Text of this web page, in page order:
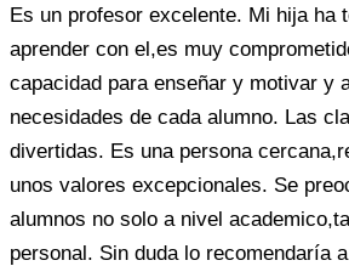
Es un profesor excelente. Mi hija ha
aprender con el,es muy
capacidad para enseñar y motivar y
necesidades de cada alumno. Las
divertidas. Es una persona
unos valores excepcionales. Se
alumnos no solo a nivel
personal. Sin duda lo recomendaría